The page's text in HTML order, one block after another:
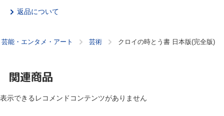
返品について
能・エンタメ・アート 芸術 クロイの時とう書 日本版(完全版)
関連商品
表示できるレコメンドコンテンツがありません